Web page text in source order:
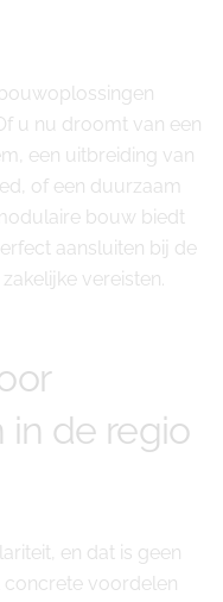
u nu droomt van een
een uitbreiding van
of een duurzaam
bouw biedt
aansluiten bij de
vereisten.
in de regio
en dat is geen
voordelen